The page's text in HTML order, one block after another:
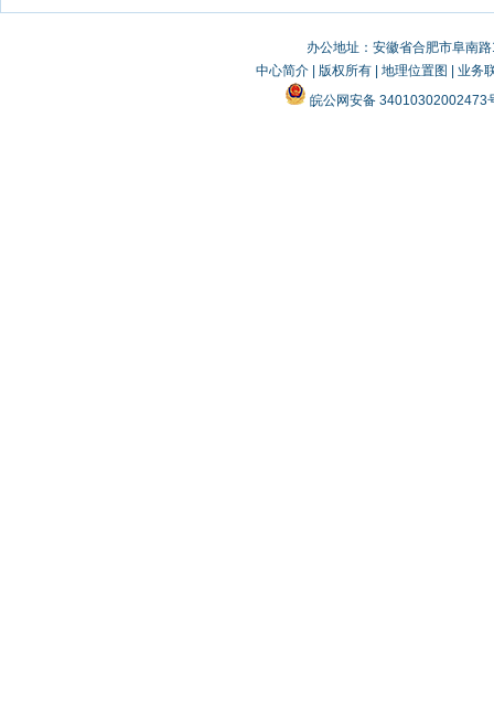
办公地址：安徽省合肥市阜南
中心简介| 版权所有| 地理位置图
业务
皖公网安备 34010302002473